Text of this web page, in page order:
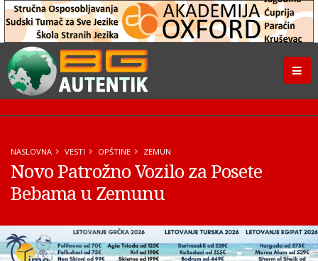
NASLOVNA VESTI OPŠTINE ZEMUN
Novo Patrožno Vozilo za Posete
Bebama u Zemunu